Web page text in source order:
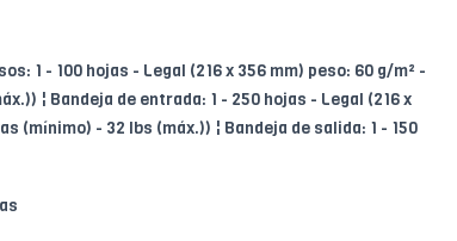
1 - 100 hojas - Legal (216 x 356 mm) peso: 60 g/m² -
¦ Bandeja de entrada: 1 - 250 hojas - Legal (216 x
(mínimo) - 32 lbs (máx.)) ¦ Bandeja de salida: 1 - 150